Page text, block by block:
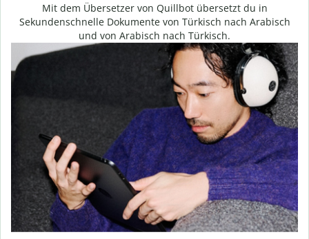
Mit dem Übersetzer von Quillbot übersetzt du in
Sekundenschnelle Dokumente von Türkisch nach Arabisch
und von Arabisch nach Türkisch.